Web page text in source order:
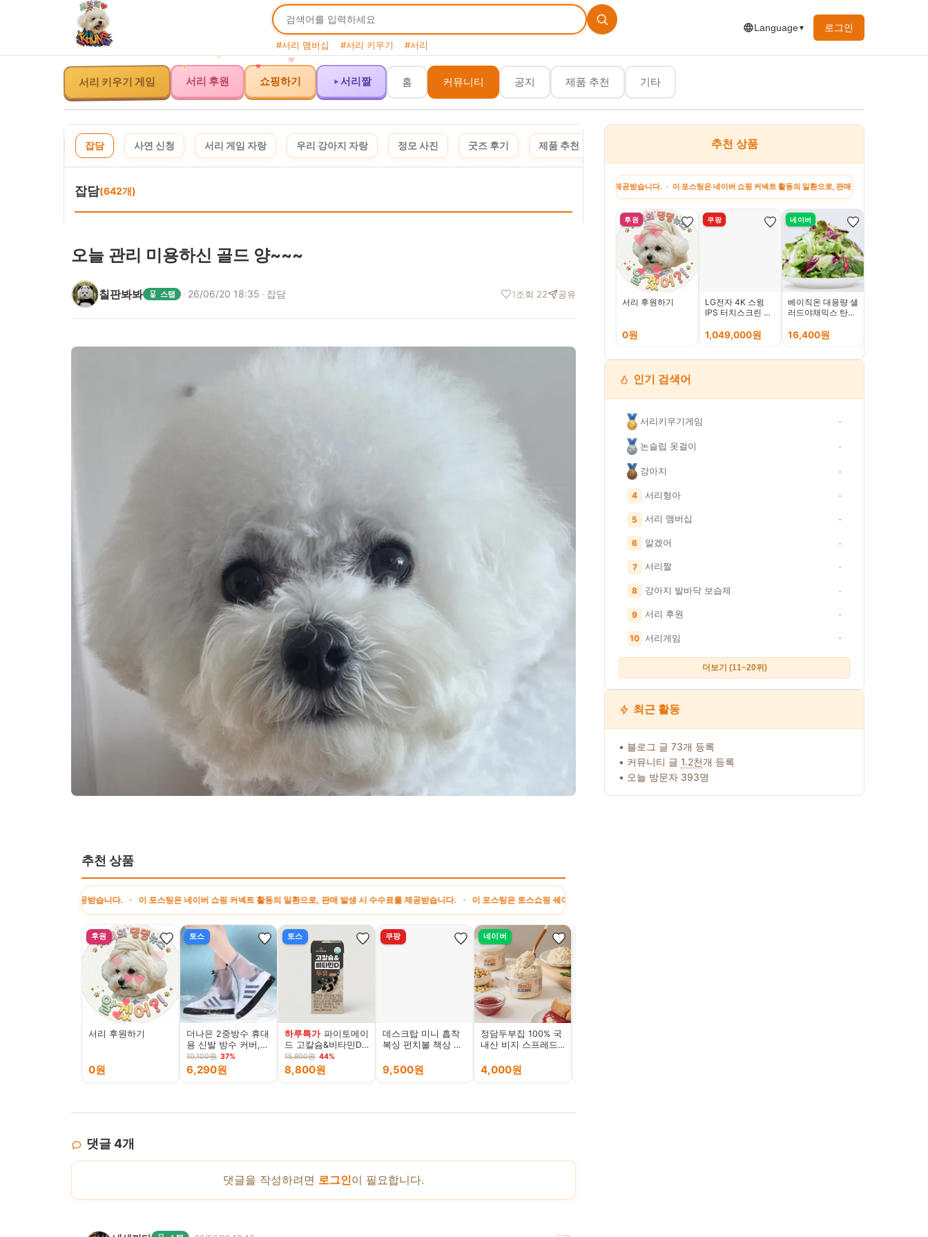
#서리 맴버십 #서리 키우기 #서리
Language▼ 로그인
서리 키우기 게임 서리 후원 쇼핑하기 서리짤 홈 커뮤니티 공지 제품 추천 기타
잡담 사연 신청 서리 게임 자랑 우리 강아지 자랑 정모 사진 굿즈 후기 제품 추천 유머&짤 하고 싶은 말
잡담(642개)
오늘 관리 미용하신 골드 양~~~
칠판봐봐 스탭 · 26/06/20 18:35 · 잡담 1조회 22 공유
추천 상품
제공받습니다. · 이 포스팅은 네이버 쇼핑 커넥트 활동의 일환으로, 판매 발생 시 수수료를 제공받습니다. · 이 포스팅은 토스쇼핑 쉐어링크 활동의 일환으로, 이에 따른 일정액의 수수료를 제공받습니다. · 이 포스팅은 쿠팡 파트너스 활동의 일
후원
서리 후원하기
0원
토스
더나은 2중방수 휴대
용 신발 방수 커버,
투명, 3XL, 1개
10,100원 37%
6,290원
토스
하루특가 파이토메이
드 고칼슘&비타민D
두유 검은콩, 190ml,
24개
15,800원 44%
8,800원
쿠팡
데스크탑 미니 흡착
복싱 펀치볼 책상 샌
9,500원
네이버
정담두부집 100% 국
내산 비지 스프레드
잼 식사대용
4,000원
댓글4개
댓글을 작성하려면 로그인이 필요합니다.
추천 상품
이 포스팅은 쿠팡 파트너스 활동의 일환으로, 이에 따른 일정액의 수수료를 제공받습니다. · 이 포스팅은 네이버 쇼핑 커넥트 활동의 일환으로, 판매 발생 시 수수료를 제공받습니다. ·
후원
서리 후원하기
0원
쿠팡
LG전자 4K 스윙
IPS 터치스크린 이
모니터,
32U889SAW,
1,049,000원
네이버
베이직온 대용량 샐
러드야채믹스 탄산
식 1kg, 1개
16,400원
인기 검색어
서리키우기게임 -
논슬립 옷걸이 -
강아지 -
4 서리형아 -
5 서리 맴버십 -
6 알겠어 -
7 서리짤 -
8 강아지 발바닥 보습제 -
9 서리 후원 -
10 서리게임 -
더보기 (11~20위)
최근 활동
• 블로그 글 73개 등록
• 커뮤니티 글 1.2천개 등록
• 오늘 방문자 393명